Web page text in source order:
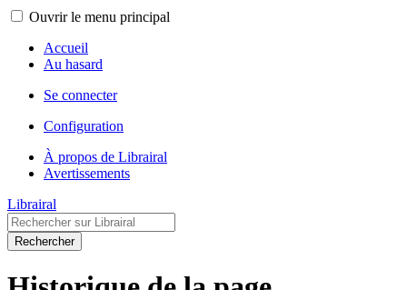
Ouvrir le menu principal
Accueil
Au hasard
Se connecter
Configuration
À propos de Librairal
Avertissements
Librairal
Rechercher